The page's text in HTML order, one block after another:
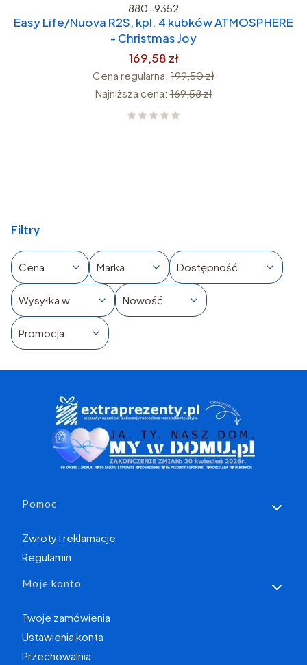
880-9352
Easy Life/Nuova R2S, kpl. 4 kubków ATMOSPHERE
- Christmas Joy
169,58 zł
Cena regularna: 199,50 zł
Najniższa cena: 169,58 zł
Filtry
Cena Marka Dostępność
Wysyłka w Nowość
Promocja
Linki w stopce
Pomoc
Zwroty i reklamacje
Regulamin
Moje konto
Twoje zamówienia
Ustawienia konta
Przechowalnia